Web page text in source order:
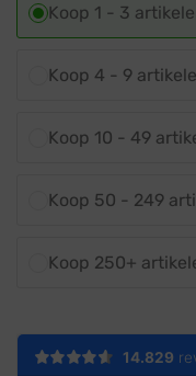
Koop 1 - 3
Koop 4 - 9
Koop 10 - 49
Koop 50 - 249
Koop 250+